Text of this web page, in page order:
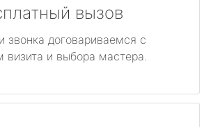
вызов
звонка договариваемся с
визита и выбора мастера.